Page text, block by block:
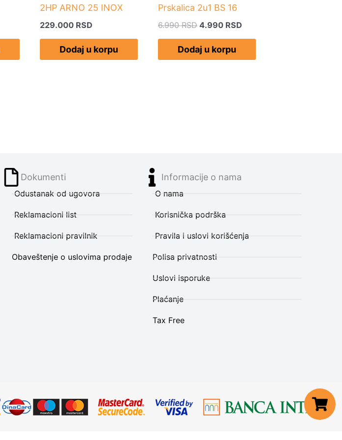
2HP ARNO 25 INOX
229.000 RSD
Dodaj u korpu
Prskalica 2u1 BS 16
6.990RSD 4.990 RSD
Dodaj u korpu
Dokumenti
Odustanak od ugovora
Reklamacioni list
Reklamacioni pravilnik
Obaveštenje o uslovima prodaje
Informacije o nama
O nama
Korisnička podrška
Pravila i uslovi korišćenja
Polisa privatnosti
Uslovi isporuke
Plaćanje
Tax Free